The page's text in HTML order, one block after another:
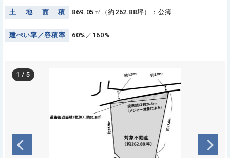
土 地 面 積 869.05㎡（約262.88坪）：公簿
建ぺい率 ／容積率 60%／160%
1 /5